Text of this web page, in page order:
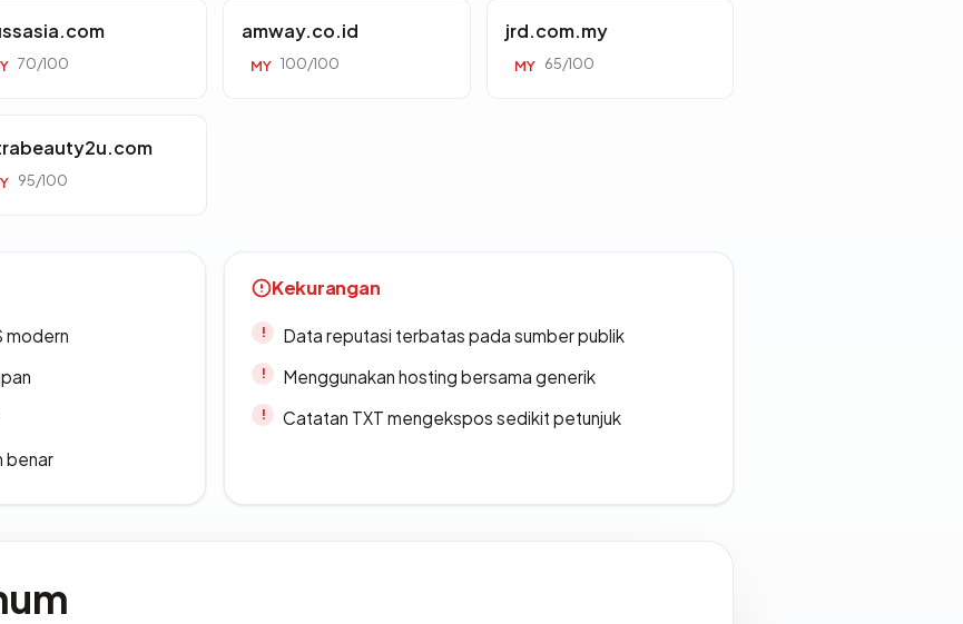
70/100
amway.co.id
MY 100/100
jrd.com.my
MY 65/100
95/100
modern
benar
Kekurangan
Data reputasi terbatas pada sumber publik
Menggunakan hosting bersama generik
Catatan TXT mengekspos sedikit petunjuk